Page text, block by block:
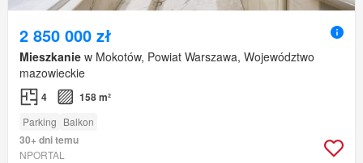
2 850 000 zł
Mieszkanie w Mokotów, Powiat Warszawa, Województwo
mazowieckie
4 158 m²
Parking Balkon
30+ dni temu
NPORTAL